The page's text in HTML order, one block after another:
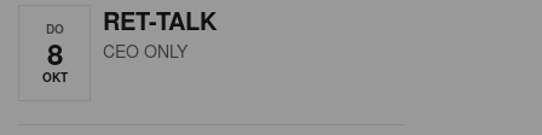
DO
8
OKT
RET-TALK
CEO ONLY